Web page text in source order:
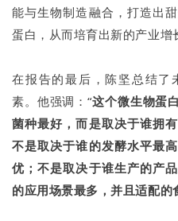
能与生物制造融合，打造出
蛋白，从而培育出新的产业增
在报告的最后，陈坚总结了
素。他强调：“这个微生物蛋
菌种最好，而是取决于谁拥
不是取决于谁的发酵水平最
优；不是取决于谁生产的产
的应用场景最多，并且适配